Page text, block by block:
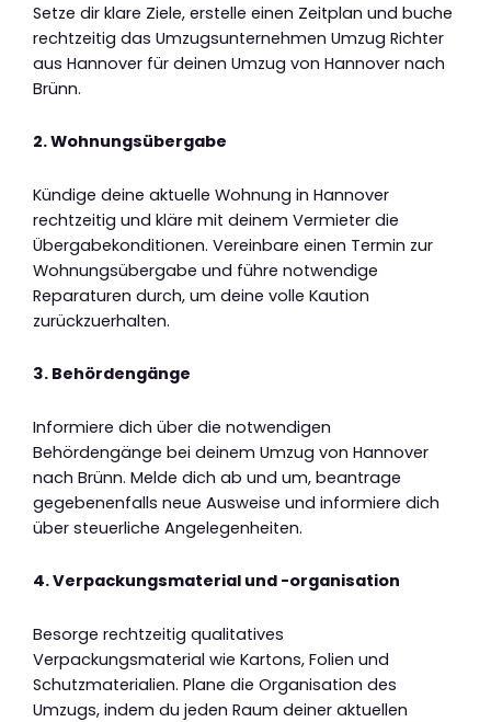
Setze dir klare Ziele, erstelle einen Zeitplan und buche
rechtzeitig das Umzugsunternehmen Umzug Richter
aus Hannover für deinen Umzug von Hannover nach
Brünn.
2. Wohnungsübergabe
Kündige deine aktuelle Wohnung in Hannover
rechtzeitig und kläre mit deinem Vermieter die
Übergabekonditionen. Vereinbare einen Termin zur
Wohnungsübergabe und führe notwendige
Reparaturen durch, um deine volle Kaution
zurückzuerhalten.
3. Behördengänge
Informiere dich über die notwendigen
Behördengänge bei deinem Umzug von Hannover
nach Brünn. Melde dich ab und um, beantrage
gegebenenfalls neue Ausweise und informiere dich
über steuerliche Angelegenheiten.
4. Verpackungsmaterial und -organisation
Besorge rechtzeitig qualitatives
Verpackungsmaterial wie Kartons, Folien und
Schutzmaterialien. Plane die Organisation des
Umzugs, indem du jeden Raum deiner aktuellen